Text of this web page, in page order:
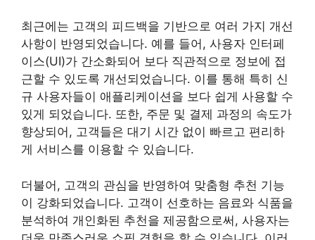
최근에는 고객의 피드백을 기반으로 여러 가지 개선
사항이 반영되었습니다. 예를 들어, 사용자 인터페
이스(UI)가 간소화되어 보다 직관적으로 정보에 접
근할 수 있도록 개선되었습니다. 이를 통해 특히 신
규 사용자들이 애플리케이션을 보다 쉽게 사용할 수
있게 되었습니다. 또한, 주문 및 결제 과정의 속도가
향상되어, 고객들은 대기 시간 없이 빠르고 편리하
게 서비스를 이용할 수 있습니다.
더불어, 고객의 관심을 반영하여 맞춤형 추천 기능
이 강화되었습니다. 고객이 선호하는 음료와 식품을
분석하여 개인화된 추천을 제공함으로써, 사용자는